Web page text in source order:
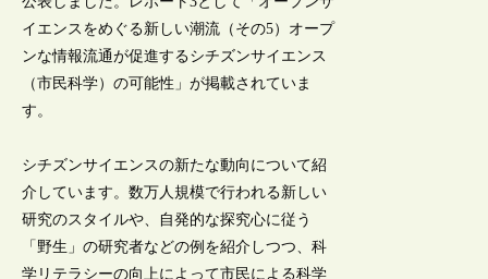
イエンスをめぐる新しい潮流（その5）オープ
ンな情報流通が促進するシチズンサイエンス
（市民科学）の可能性」が掲載されていま
す。
シチズンサイエンスの新たな動向について紹
介しています。数万人規模で行われる新しい
研究のスタイルや、自発的な探究心に従う
「野生」の研究者などの例を紹介しつつ、科
学リテラシーの向上によって市民による科学